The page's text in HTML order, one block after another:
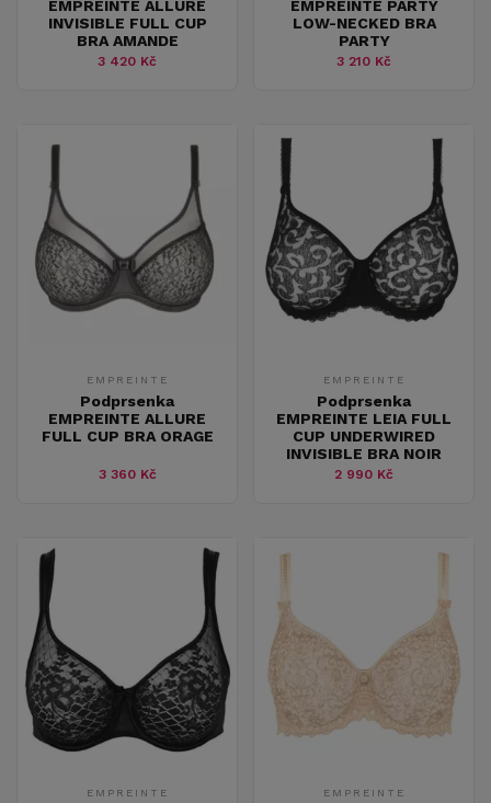
EMPREINTE ALLURE
INVISIBLE FULL CUP
BRA AMANDE
3 420 Kč
EMPREINTE PARTY
LOW-NECKED BRA
PARTY
3 210 Kč
EMPREINTE
Podprsenka
EMPREINTE ALLURE
FULL CUP BRA ORAGE
3 360 Kč
EMPREINTE
Podprsenka
EMPREINTE LEIA FULL
CUP UNDERWIRED
INVISIBLE BRA NOIR
2 990 Kč
EMPREINTE EMPREINTE